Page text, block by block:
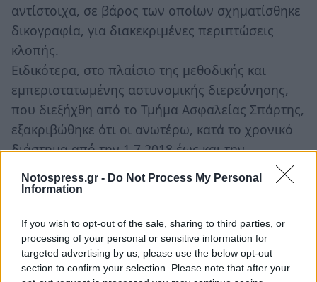
Notospress.gr - Do Not Process My Personal
Information
If you wish to opt-out of the sale, sharing to third parties, or
processing of your personal or sensitive information for
targeted advertising by us, please use the below opt-out
section to confirm your selection. Please note that after your
αντίστοιχα, σε βάρος των οποίων σχηματίσθηκε
δικογραφία, για διακεκριμένες περιπτώσεις
κλοπής.
Ειδικότερα, στο πλαίσιο της μεθοδικής και
εμπεριστατωμένης αστυνομικής διερεύνησης,
που διεξήχθη από το Τμήμα Ασφαλείας Σπάρτης,
εξακριβώθηκε ότι οι ανωτέρω, κατά το χρονικό
διάστημα από την 1.7.2018 έως και την
24.7.2018, στη Σπάρτη και σε τοπικές κοινότητες
του Δήμου Σπάρτης, διέπραξαν συνολικά επτά
απόπειρας κλοπής σε οικίες.
Από την παραπάνω εγκληματική τους δράση
είχαν αφαιρέσει μεταξύ άλλων, χρήματα,